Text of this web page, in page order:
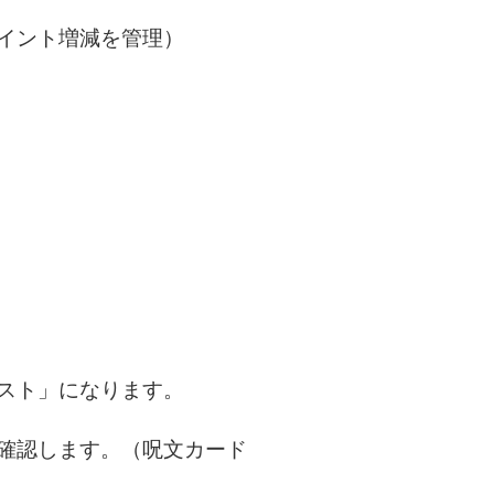
ト増減を管理）
」になります。
認します。（呪文カード